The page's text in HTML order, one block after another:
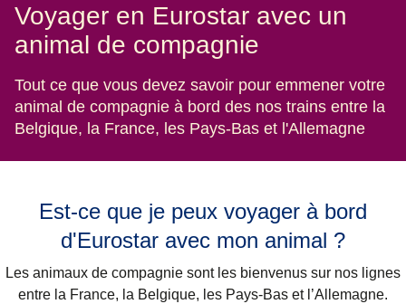
Voyager en Eurostar avec un
animal de compagnie
Tout ce que vous devez savoir pour emmener votre
animal de compagnie à bord des nos trains entre la
Belgique, la France, les Pays-Bas et l'Allemagne
Est-ce que je peux voyager à bord
d'Eurostar avec mon animal ?
Les animaux de compagnie sont les bienvenus sur nos lignes
entre la France, la Belgique, les Pays-Bas et l’Allemagne.